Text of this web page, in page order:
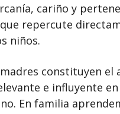
cariño y
repercute
niños.
constituyen el
e influyente en
En familia